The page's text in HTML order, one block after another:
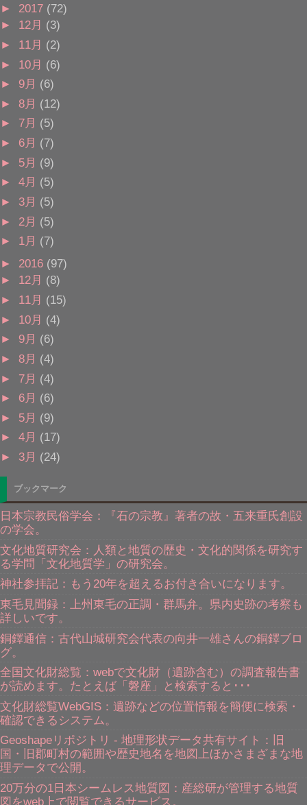
► 2017 (72)
► 12月 (3)
► 11月 (2)
► 10月 (6)
► 9月 (6)
► 8月 (12)
► 7月 (5)
► 6月 (7)
► 5月 (9)
► 4月 (5)
► 3月 (5)
► 2月 (5)
► 1月 (7)
► 2016 (97)
► 12月 (8)
► 11月 (15)
► 10月 (4)
► 9月 (6)
► 8月 (4)
► 7月 (4)
► 6月 (6)
► 5月 (9)
► 4月 (17)
► 3月 (24)
ブックマーク
日本宗教民俗学会：『石の宗教』著者の故・五来重氏創設
の学会。
文化地質研究会：人類と地質の歴史・文化的関係を研究す
る学問「文化地質学」の研究会。
神社参拝記：もう20年を超えるお付き合いになります。
東毛見聞録：上州東毛の正調・群馬弁。県内史跡の考察も
詳しいです。
銅鐸通信：古代山城研究会代表の向井一雄さんの銅鐸ブロ
グ。
全国文化財総覧：webで文化財（遺跡含む）の調査報告書
が読めます。たとえば「磐座」と検索すると･･･
文化財総覧WebGIS：遺跡などの位置情報を簡便に検索・
確認できるシステム。
Geoshapeリポジトリ - 地理形状データ共有サイト：旧
国・旧郡町村の範囲や歴史地名を地図上ほかさまざまな地
理データで公開。
20万分の1日本シームレス地質図：産総研が管理する地質
図をweb上で閲覧できるサービス。